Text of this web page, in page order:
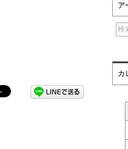
ア
カ